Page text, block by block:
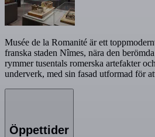
Musée de la Romanité är ett
franska staden Nîmes, nära den
rymmer tusentals romerska artefakter
underverk, med sin fasad utformad för
Öppettider